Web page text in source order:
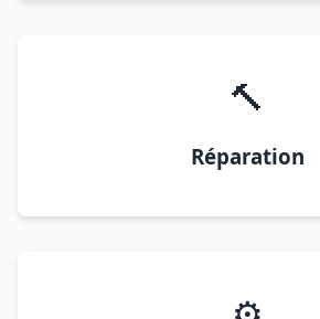
🔨
Réparation